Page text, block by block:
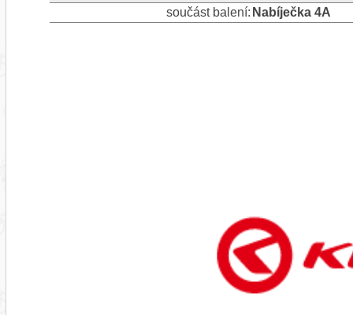
součást balení: Nabíječka 4A